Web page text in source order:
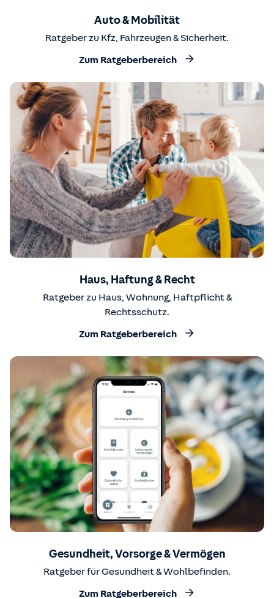
Auto & Mobilität
Ratgeber zu Kfz, Fahrzeugen & Sicherheit.
Zum Ratgeberbereich
Haus, Haftung & Recht
Ratgeber zu Haus, Wohnung, Haftpflicht &
Rechtsschutz.
Zum Ratgeberbereich
Gesundheit, Vorsorge & Vermögen
Ratgeber für Gesundheit & Wohlbefinden.
Zum Ratgeberbereich